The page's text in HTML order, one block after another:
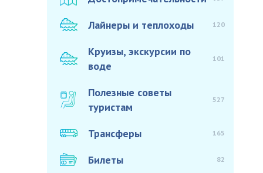
Лайнеры и теплоходы 120
Круизы, экскурсии по
воде
101
Полезные советы
туристам
527
Трансферы 165
Билеты 82